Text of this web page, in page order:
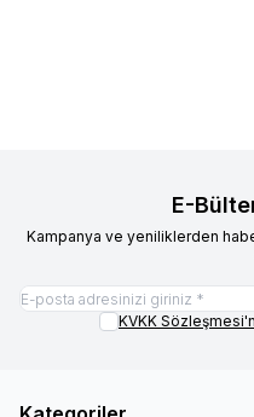
E-
Kampanya ve yeniliklerden
KVKK